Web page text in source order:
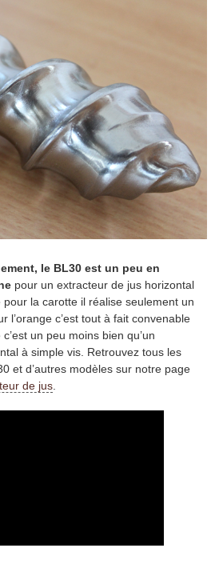
le BL30 est un peu en
pour un extracteur de jus horizontal
la carotte il réalise seulement un
l’orange c’est tout à fait convenable
un peu moins bien qu’un
à simple vis. Retrouvez tous les
et d’autres modèles sur notre page
de jus